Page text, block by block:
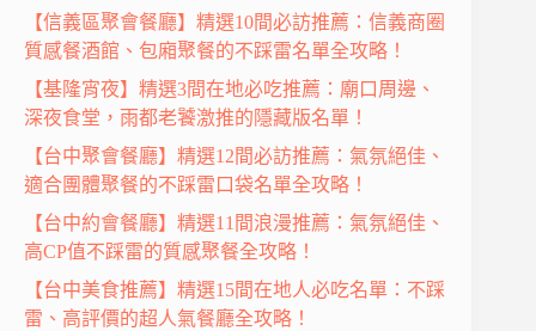
【信義區聚會餐廳】精選10間必訪推薦：信義商圈
質感餐酒館、包廂聚餐的不踩雷名單全攻略！
【基隆宵夜】精選3間在地必吃推薦：廟口周邊、
深夜食堂，雨都老饕激推的隱藏版名單！
【台中聚會餐廳】精選12間必訪推薦：氣氛絕佳、
適合團體聚餐的不踩雷口袋名單全攻略！
【台中約會餐廳】精選11間浪漫推薦：氣氛絕佳、
高CP值不踩雷的質感聚餐全攻略！
【台中美食推薦】精選15間在地人必吃名單：不踩
雷、高評價的超人氣餐廳全攻略！